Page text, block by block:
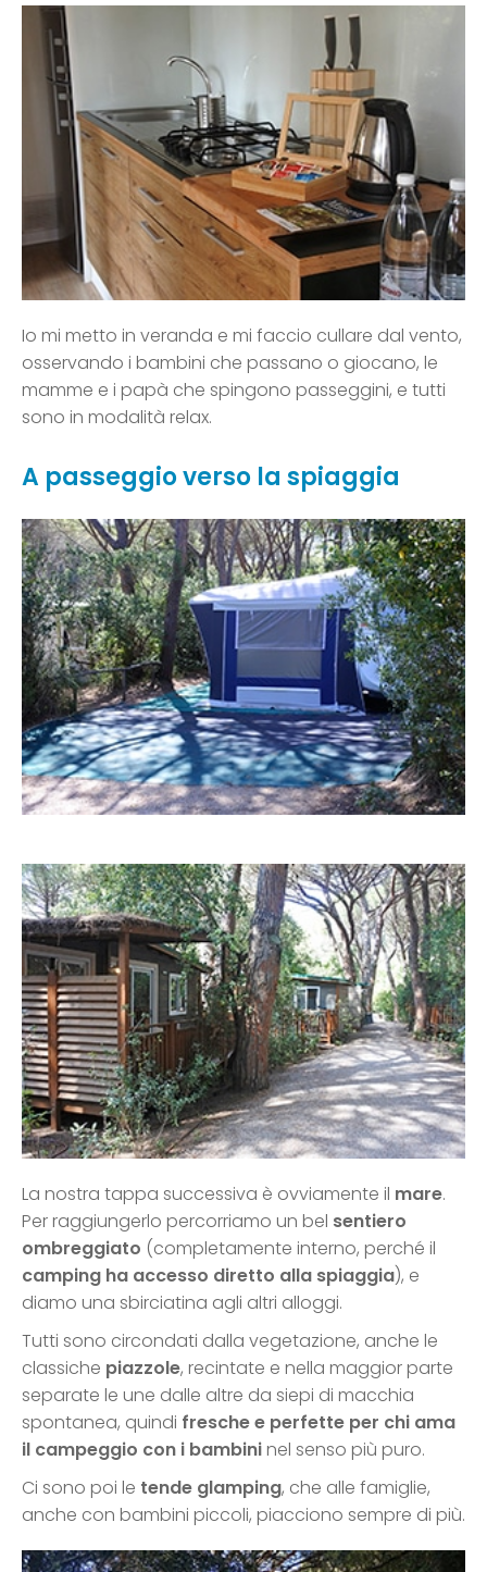
Io mi metto in veranda e mi faccio cullare dal vento,
osservando i bambini che passano o giocano, le
mamme e i papà che spingono passeggini, e tutti
sono in modalità relax.
A passeggio verso la spiaggia
La nostra tappa successiva è ovviamente il mare.
Per raggiungerlo percorriamo un bel sentiero
ombreggiato (completamente interno, perché il
camping ha accesso diretto alla spiaggia), e
diamo una sbirciatina agli altri alloggi.
Tutti sono circondati dalla vegetazione, anche le
classiche piazzole, recintate e nella maggior parte
separate le une dalle altre da siepi di macchia
spontanea, quindi fresche e perfette per chi ama
il campeggio con i bambininel senso più puro.
Ci sono poi le tende glamping, che alle famiglie,
anche con bambini piccoli, piacciono sempre di più.